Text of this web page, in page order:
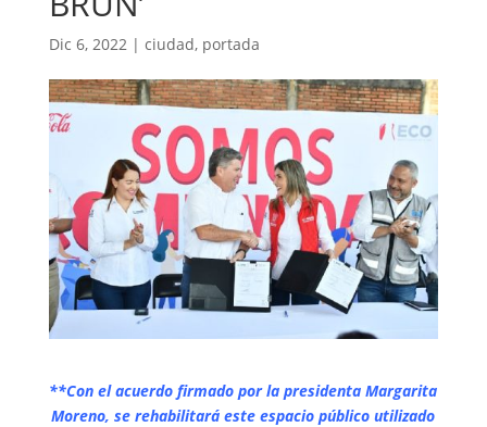
Dic 6, 2022| ciudad, portada
**Con el acuerdo firmado por la presidenta Margarita
Moreno, se rehabilitará este espacio público utilizado